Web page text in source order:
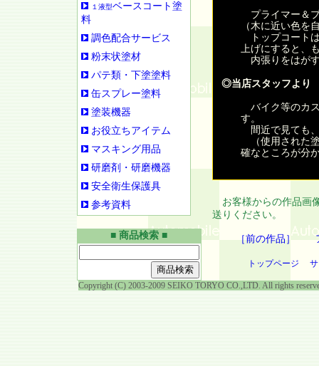
プライマー＆
（木に近い色を
トップコート
上げにすると、
内張りをはが
◎当店スタッフより
バイク等のカ
す。
間近で見ても
（使用された
確なところが分
お客様からの作品画
送りください。
［前の作品］
トップページ
１液型ベースコート塗
料
調色配合サービス
粉末状塗材
パテ類・下塗塗料
缶スプレー塗料
塗装機器
お役立ちアイテム
マスキング用品
研磨剤・研磨機器
安全衛生保護具
参考資料
■ 商品検索 ■
Copyright (C) 2003-2009 SEIKO TORYO CO.,LTD. All rights